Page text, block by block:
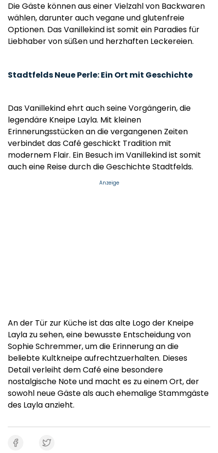
Die Gäste können aus einer Vielzahl von Backwaren
wählen, darunter auch vegane und glutenfreie
Optionen. Das Vanillekind ist somit ein Paradies für
Liebhaber von süßen und herzhaften Leckereien.
Stadtfelds Neue Perle: Ein Ort mit Geschichte
Das Vanillekind ehrt auch seine Vorgängerin, die
legendäre Kneipe Layla. Mit kleinen
Erinnerungsstücken an die vergangenen Zeiten
verbindet das Café geschickt Tradition mit
modernem Flair. Ein Besuch im Vanillekind ist somit
auch eine Reise durch die Geschichte Stadtfelds.
Anzeige
An der Tür zur Küche ist das alte Logo der Kneipe
Layla zu sehen, eine bewusste Entscheidung von
Sophie Schremmer, um die Erinnerung an die
beliebte Kultkneipe aufrechtzuerhalten. Dieses
Detail verleiht dem Café eine besondere
nostalgische Note und macht es zu einem Ort, der
sowohl neue Gäste als auch ehemalige Stammgäste
des Layla anzieht.